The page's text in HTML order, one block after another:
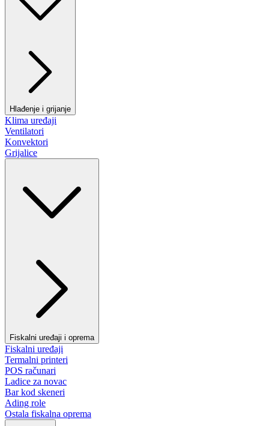
Hlađenje i grijanje
Klima uređaji
Ventilatori
Konvektori
Grijalice
Fiskalni uređaji i oprema
Fiskalni uređaji
Termalni printeri
POS računari
Ladice za novac
Bar kod skeneri
Ading role
Ostala fiskalna oprema